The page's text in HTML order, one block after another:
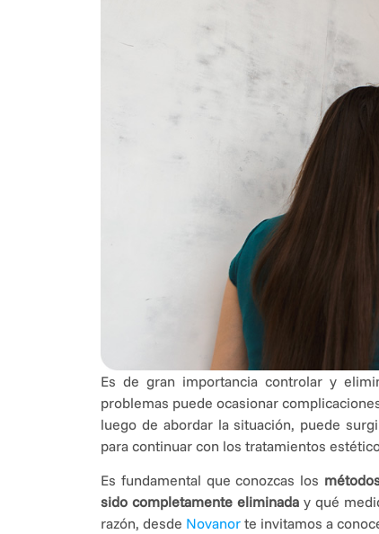
Es de gran importancia controlar y
problemas puede ocasionar
luego de abordar la situación, puede
para continuar con los tratamientos
Es fundamental que conozcas los
sido completamente eliminaday qué
razón, desde Novanor te invitamos a